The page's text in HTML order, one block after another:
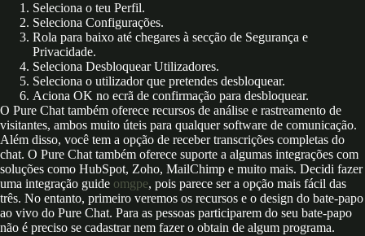
Seleciona o teu Perfil.
Seleciona Configurações.
Rola para baixo até chegares à secção de Segurança e
Privacidade.
Seleciona Desbloquear Utilizadores.
Seleciona o utilizador que pretendes desbloquear.
Aciona OK no ecrã de confirmação para desbloquear.
O Pure Chat também oferece recursos de análise e rastreamento de
visitantes, ambos muito úteis para qualquer software de comunicação.
Além disso, você tem a opção de receber transcrições completas do
chat. O Pure Chat também oferece suporte a algumas integrações com
soluções como HubSpot, Zoho, MailChimp e muito mais. Decidi fazer
uma integração guide omgpe, pois parece ser a opção mais fácil das
três. No entanto, primeiro veremos os recursos e o design do bate-papo
ao vivo do Pure Chat. Para as pessoas participarem do seu bate-papo
não é preciso se cadastrar nem fazer o obtain de algum programa.